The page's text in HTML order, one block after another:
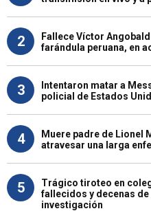
2
Fallece Víctor
farándula peruana, en
3
Intentaron matar a
policial de Estados
4
Muere padre de Lionel
atravesar una larga
5
Trágico tiroteo en
fallecidos y decenas
investigación